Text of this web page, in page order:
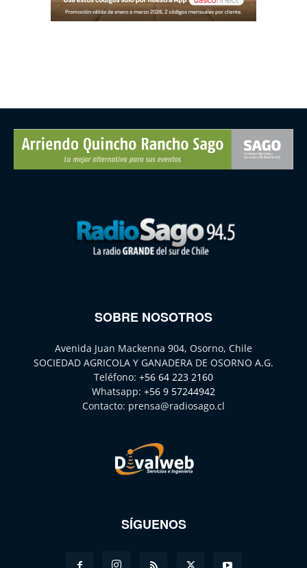
SOBRE NOSOTROS
Avenida Juan Mackenna 904, Osorno, Chile
SOCIEDAD AGRICOLA Y GANADERA DE OSORNO A.G.
Teléfono: +56 64 223 2160
Whatsapp: +56 9 57244942
Contacto: prensa@radiosago.cl
SÍGUENOS